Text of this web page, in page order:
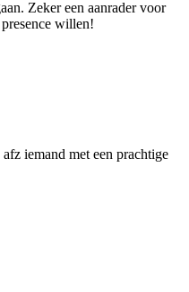
Zeker een aanrader voor
willen!
iemand met een prachtige